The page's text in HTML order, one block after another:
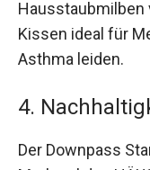
Hausstaubmilben
Kissen ideal für
Asthma leiden.
4.
Der Downpass